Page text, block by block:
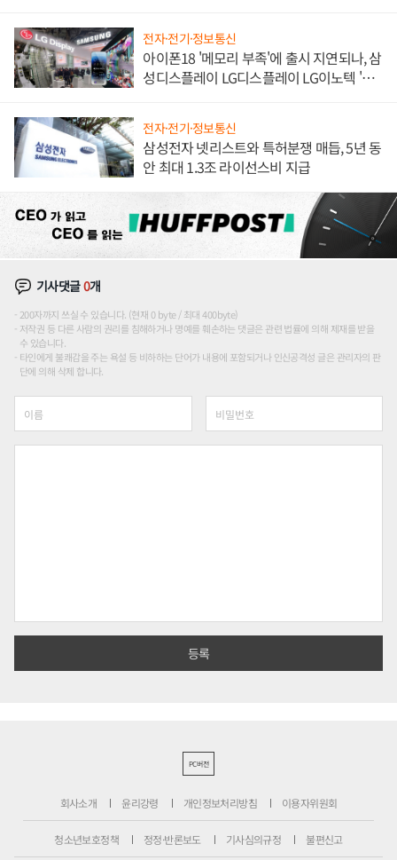
전자·전기·정보통신
아이폰18 '메모리 부족'에 출시 지연되나, 삼
성디스플레이 LG디스플레이 LG이노텍 '탈
전자·전기·정보통신
삼성전자 넷리스트와 특허분쟁 매듭, 5년 동
안 최대 1.3조 라이선스비 지급
기사댓글0개
200자까지 쓰실 수 있습니다. (현재 0 byte / 최대 400byte)
저작권 등 다른 사람의 권리를 침해하거나 명예를 훼손하는 댓글은 관련 법률에 의해 제재를 받을
수 있습니다.
타인에게 불쾌감을 주는 욕설 등 비하하는 단어가 내용에 포함되거나 인신공격성 글은 관리자의 판
단에 의해 삭제 합니다.
PC버전
회사소개 윤리강령 개인정보처리방침 이용자위원회
청소년보호정책 정정·반론보도 기사심의규정 불편신고